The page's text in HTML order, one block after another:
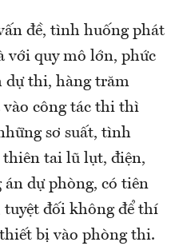
đề, tình huống phát
với quy mô lớn, phức
dự thi, hàng trăm
công tác thi thì
sơ suất, tình
tai lũ lụt, điện,
dự phòng, có tiên
đối không để thí
bị vào phòng thi.